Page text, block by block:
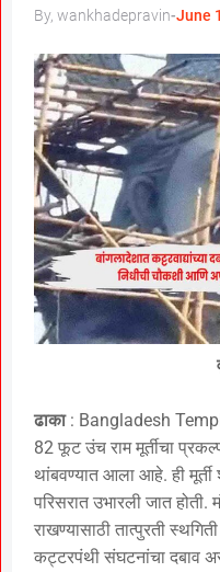
By, wankhadepravin-June
ढाका: Bangladesh Temple
82 फूट उंच राम मूर्तीचा
थांबवण्यात आला आहे. ही मूर्ती
परिसरात उभारली जात होती.
राखण्यासाठी तात्पुरती
कट्टरपंथी संघटनांचा दबाव